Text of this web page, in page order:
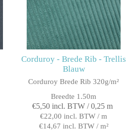
Corduroy - Brede Rib - Trellis
Blauw
Corduroy Brede Rib 320g/m²
Breedte 1.50m
€5,50 incl. BTW / 0,25 m
€22,00 incl. BTW / m
€14,67 incl. BTW / m²